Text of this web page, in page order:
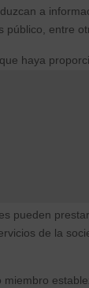
a
público, entre
haya
pueden
de la